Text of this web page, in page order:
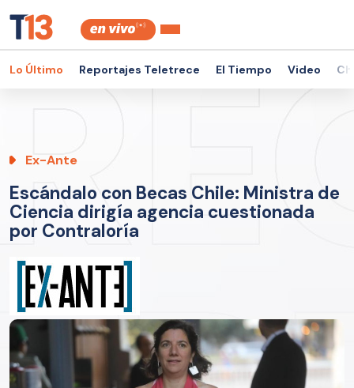
Lo Último Reportajes Teletrece El Tiempo Video
Ex-Ante
Escándalo con Becas Chile: Ministra de
Ciencia dirigía agencia cuestionada
por Contraloría